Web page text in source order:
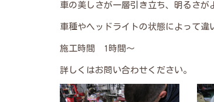
車の美しさが一層引き立ち、明るさが
車種やヘッドライトの状態によって違
施工時間 1時間～
詳しくはお問い合わせください。